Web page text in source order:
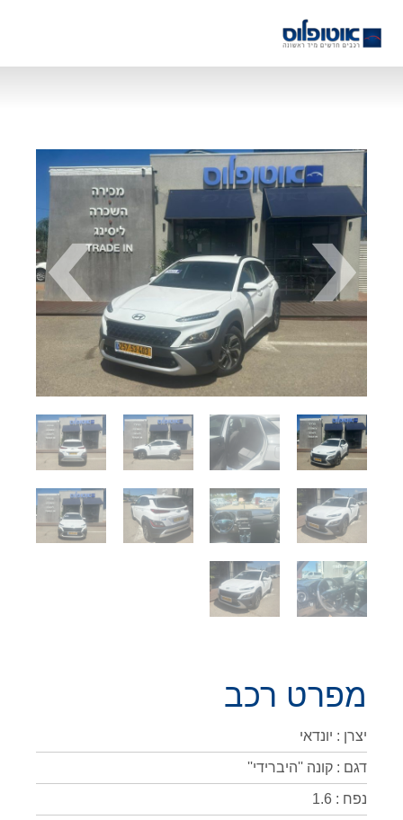
מפרט רכב
יצרן : יונדאי
דגם : קונה ''היברידי''
נפח : 1.6